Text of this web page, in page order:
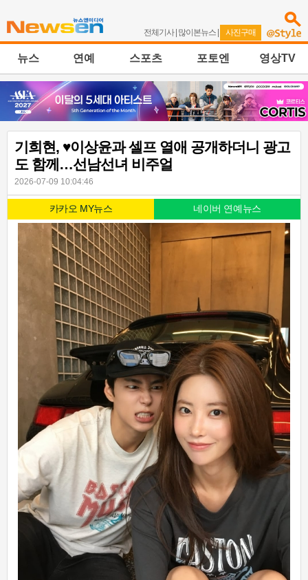
전체기사| 많이본뉴스 | 사진구매
뉴스 연예 스포츠 포토엔 영상TV
기희현, ♥이상윤과 셀프 열애 공개하더니 광고
도 함께…선남선녀 비주얼
2026-07-09 10:04:46
카카오 MY뉴스 네이버 연예뉴스